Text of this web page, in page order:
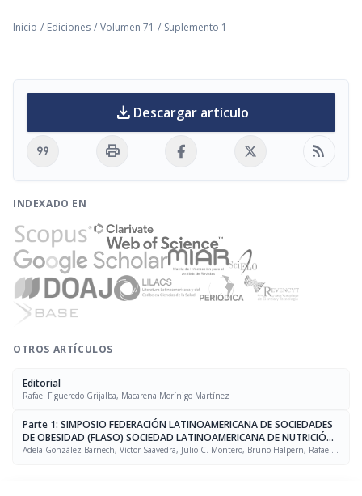
Inicio / Ediciones / Volumen 71 / Suplemento 1
download Descargar artículo
format_quote print rss_feed
INDEXADO EN
OTROS ARTÍCULOS
Editorial
Rafael Figueredo Grijalba, Macarena Morínigo Martínez
Parte 1: SIMPOSIO FEDERACIÓN LATINOAMERICANA DE SOCIEDADES
DE OBESIDAD (FLASO) SOCIEDAD LATINOAMERICANA DE NUTRICIÓN
(SLAN)
Adela González Barnech, Víctor Saavedra, Julio C. Montero, Bruno Halpern, Rafael